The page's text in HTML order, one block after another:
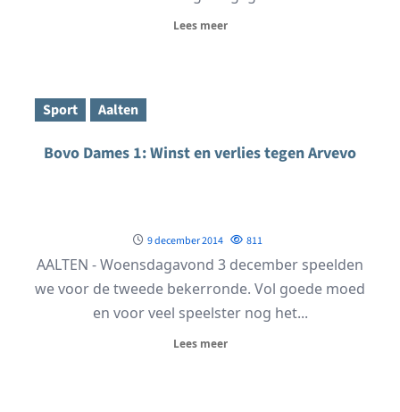
Lees meer
Sport Aalten
Bovo Dames 1: Winst en verlies tegen Arvevo
9 december 2014 811
AALTEN - Woensdagavond 3 december speelden
we voor de tweede bekerronde. Vol goede moed
en voor veel speelster nog het...
Lees meer